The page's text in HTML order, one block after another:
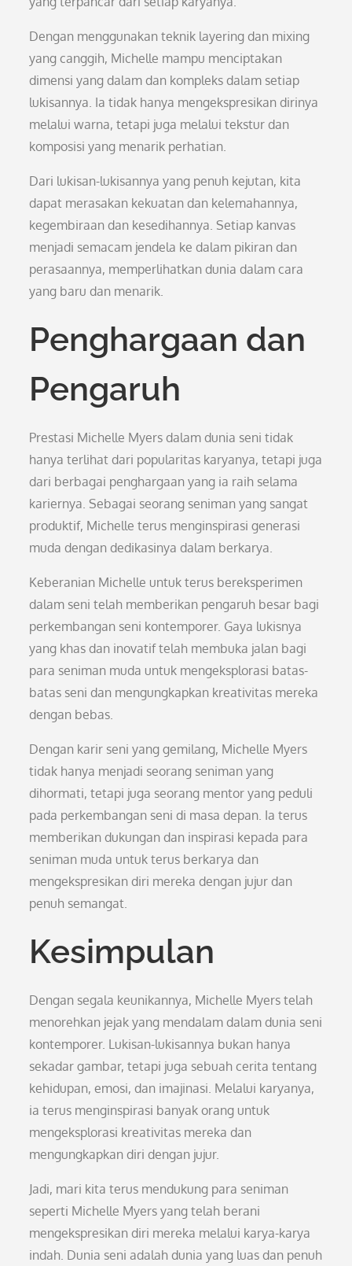
Dengan menggunakan teknik layering dan mixing
yang canggih, Michelle mampu menciptakan
dimensi yang dalam dan kompleks dalam setiap
lukisannya. Ia tidak hanya mengekspresikan dirinya
melalui warna, tetapi juga melalui tekstur dan
komposisi yang menarik perhatian.
Dari lukisan-lukisannya yang penuh kejutan, kita
dapat merasakan kekuatan dan kelemahannya,
kegembiraan dan kesedihannya. Setiap kanvas
menjadi semacam jendela ke dalam pikiran dan
perasaannya, memperlihatkan dunia dalam cara
yang baru dan menarik.
Penghargaan dan
Pengaruh
Prestasi Michelle Myers dalam dunia seni tidak
hanya terlihat dari popularitas karyanya, tetapi juga
dari berbagai penghargaan yang ia raih selama
kariernya. Sebagai seorang seniman yang sangat
produktif, Michelle terus menginspirasi generasi
muda dengan dedikasinya dalam berkarya.
Keberanian Michelle untuk terus bereksperimen
dalam seni telah memberikan pengaruh besar bagi
perkembangan seni kontemporer. Gaya lukisnya
yang khas dan inovatif telah membuka jalan bagi
para seniman muda untuk mengeksplorasi batas-
batas seni dan mengungkapkan kreativitas mereka
dengan bebas.
Dengan karir seni yang gemilang, Michelle Myers
tidak hanya menjadi seorang seniman yang
dihormati, tetapi juga seorang mentor yang peduli
pada perkembangan seni di masa depan. Ia terus
memberikan dukungan dan inspirasi kepada para
seniman muda untuk terus berkarya dan
mengekspresikan diri mereka dengan jujur dan
penuh semangat.
Kesimpulan
Dengan segala keunikannya, Michelle Myers telah
menorehkan jejak yang mendalam dalam dunia seni
kontemporer. Lukisan-lukisannya bukan hanya
sekadar gambar, tetapi juga sebuah cerita tentang
kehidupan, emosi, dan imajinasi. Melalui karyanya,
ia terus menginspirasi banyak orang untuk
mengeksplorasi kreativitas mereka dan
mengungkapkan diri dengan jujur.
Jadi, mari kita terus mendukung para seniman
seperti Michelle Myers yang telah berani
mengekspresikan diri mereka melalui karya-karya
indah. Dunia seni adalah dunia yang luas dan penuh